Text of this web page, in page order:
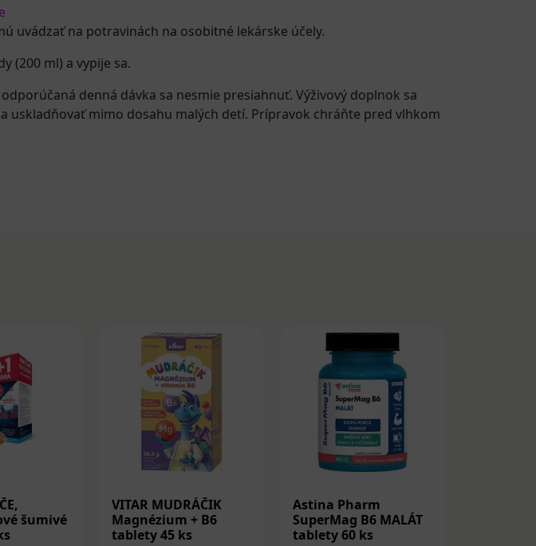
uvádzať na potravinách na osobitné lekárske účely.
(200 ml) a vypije sa.
denná dávka sa nesmie presiahnuť. Výživový doplnok sa
uskladňovať mimo dosahu malých detí. Prípravok chráňte pred vlhkom
šumivé
VITAR MUDRÁČIK
Magnézium + B6
tablety 45 ks
Astina Pharm
SuperMag B6 MALÁT
tablety 60 ks